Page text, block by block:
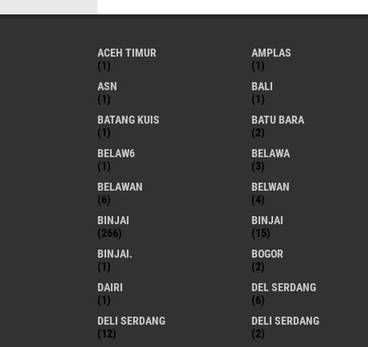
ACEH TIMUR
(1)
AMPLAS
(1)
ASN
(1)
BALI
(1)
BATANG KUIS
(1)
BATU BARA
(2)
BELAW6
(1)
BELAWA
(3)
BELAWAN
(6)
BELWAN
(4)
BINJAI
(266)
BINJAI
(15)
BINJAI.
(1)
BOGOR
(2)
DAIRI
(1)
DEL SERDANG
(6)
DELI SERDANG
(12)
DELI SERDANG
(2)